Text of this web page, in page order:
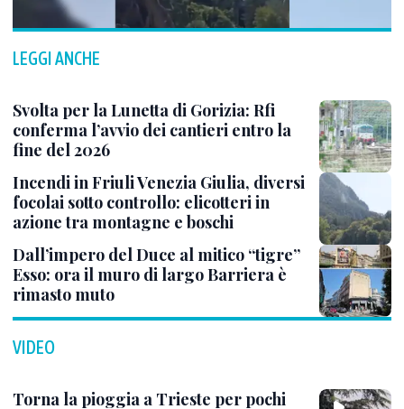
LEGGI ANCHE
Svolta per la Lunetta di Gorizia: Rfi
conferma l’avvio dei cantieri entro la
fine del 2026
Incendi in Friuli Venezia Giulia, diversi
focolai sotto controllo: elicotteri in
azione tra montagne e boschi
Dall’impero del Duce al mitico “tigre”
Esso: ora il muro di largo Barriera è
rimasto muto
VIDEO
Torna la pioggia a Trieste per pochi